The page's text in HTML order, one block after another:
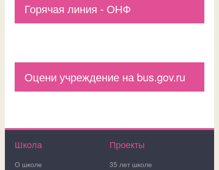
Горячая линия - ОНФ
Оцени учреждение на bus.gov.ru
Школа
О школе
Проекты
35 лет школе